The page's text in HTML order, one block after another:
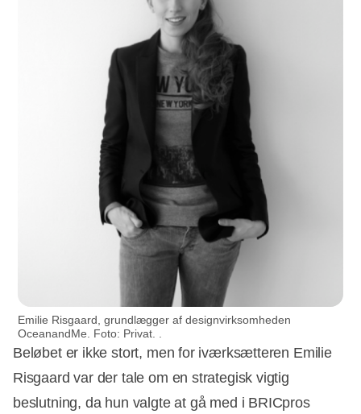
Emilie Risgaard, grundlægger af designvirksomheden
OceanandMe. Foto: Privat. .
Beløbet er ikke stort, men for iværksætteren Emilie
Risgaard var der tale om en strategisk vigtig
beslutning, da hun valgte at gå med i BRICpros